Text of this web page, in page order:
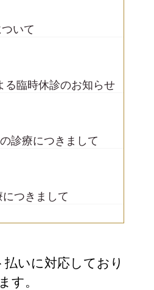
いて
る臨時休診のお知らせ
診療につきまして
つきまして
いに対応しており
ます。